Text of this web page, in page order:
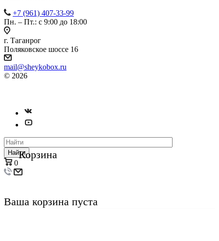
+7 (961) 407-33-99
Пн. – Пт.: с 9:00 до 18:00
г. Таганрог
Поляковское шоссе 16
mail@sheykobox.ru
© 2026
Найти
0
Корзина
Ваша корзина пуста